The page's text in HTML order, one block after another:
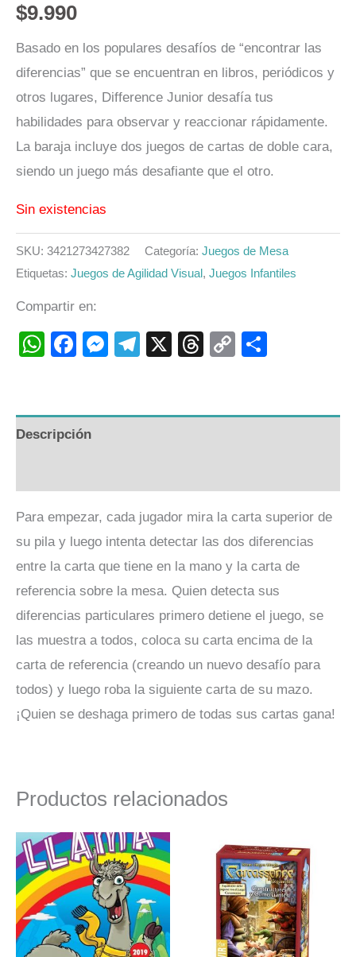
$9.990
Basado en los populares desafíos de “encontrar las
diferencias” que se encuentran en libros, periódicos y
otros lugares, Difference Junior desafía tus
habilidades para observar y reaccionar rápidamente.
La baraja incluye dos juegos de cartas de doble cara,
siendo un juego más desafiante que el otro.
Sin existencias
SKU: 3421273427382 Categoría: Juegos de Mesa
Etiquetas: Juegos de Agilidad Visual, Juegos Infantiles
Compartir en:
WhatsApp
Facebook
Messenger
Telegram
X Threads
Copy
Descripción
Para empezar, cada jugador mira la carta superior de
su pila y luego intenta detectar las dos diferencias
entre la carta que tiene en la mano y la carta de
referencia sobre la mesa. Quien detecta sus
diferencias particulares primero detiene el juego, se
las muestra a todos, coloca su carta encima de la
carta de referencia (creando un nuevo desafío para
todos) y luego roba la siguiente carta de su mazo.
¡Quien se deshaga primero de todas sus cartas gana!
Productos relacionados